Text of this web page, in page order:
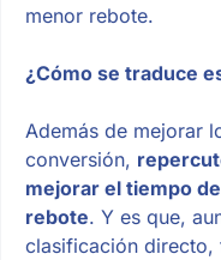
menor rebote.
¿Cómo se traduce
Además de mejorar
conversión,
mejorar el tiempo
rebote. Y es que,
clasificación directo,